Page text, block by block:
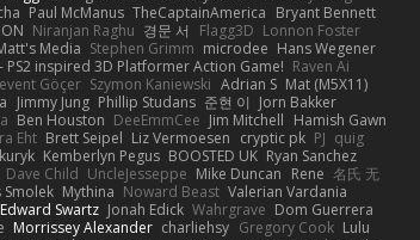
Paul McManus TheCaptainAmerica Bryant Bennett
Niranjan Raghu 경문 서 Flagg3D Lonnon Foster
Media Stephen Grimm microdee Hans Wegener
PS2 inspired 3D Platformer Action Game! Raven Ai
Göçer Szymon Kaniewski Adrian S Mat (M5X11)
Jimmy Jung Phillip Studans 준현 이 Jorn Bakker
Ben Houston DeeEmmCee Jim Mitchell Hamish Gawn
Eht Brett Seipel Liz Vermoesen cryptic pk PJ quig
Kemberlyn Pegus BOOSTED UK Ryan Sanchez
Dave Child UncleJesseppe Mike Duncan Rene 名氏 无
Smolek Mythina Noward Beast Valerian Vardania
Edward Swartz Jonah Edick Wahrgrave Dom Guerrera
Morrissey Alexander charliehsy Gregory Cook Lulu